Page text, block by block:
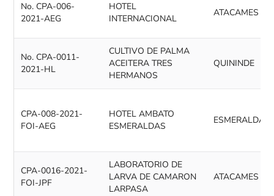
No. CPA-006-
2021-AEG
HOTEL
INTERNACIONAL
ATACAMES
No. CPA-0011-
2021-HL
CULTIVO DE PALMA
ACEITERA TRES
HERMANOS
QUININDE
CPA-008-2021-
FOI-AEG
HOTEL AMBATO
ESMERALDAS
ESMERALDAS
CPA-0016-2021-
FOI-JPF
LABORATORIO DE
LARVA DE CAMARON
LARPASA
ATACAMES